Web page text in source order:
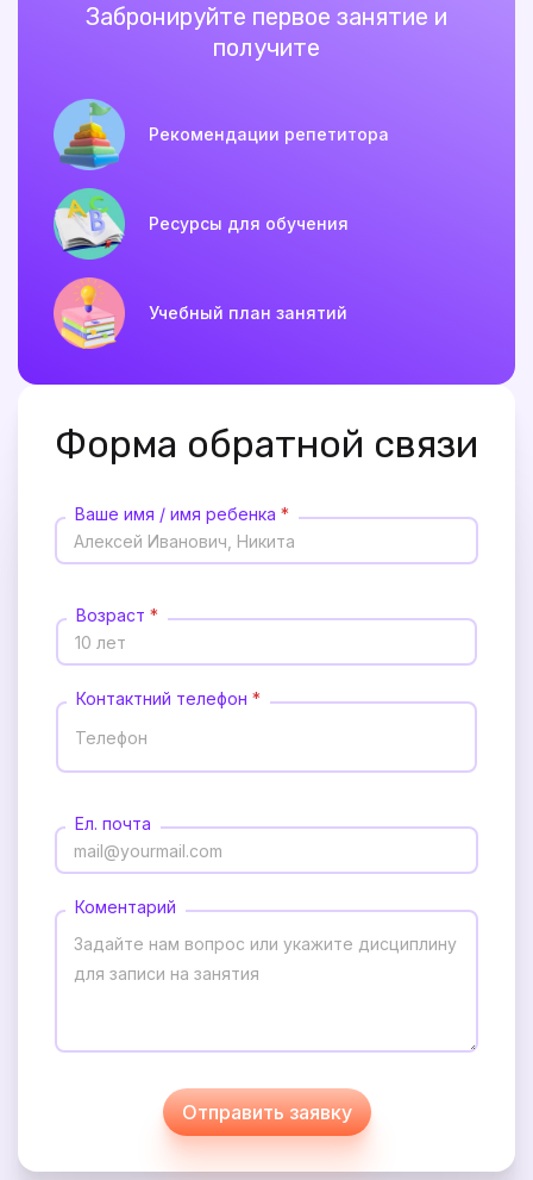
Забронируйте первое занятие и
получите
Рекомендации репетитора
Ресурсы для обучения
Учебный план занятий
Форма обратной связи
Ваше имя / имя ребенка *
Возраст *
Контактний телефон *
Ел. почта
Коментарий
Отправить заявку